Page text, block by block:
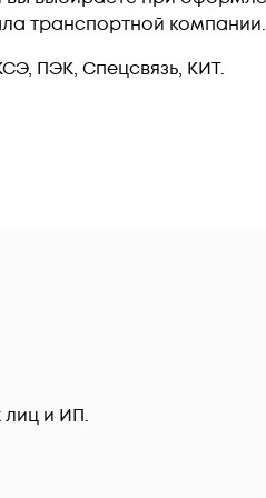
транспортной компании.
ПЭК, Спецсвязь, КИТ.
лиц и ИП.